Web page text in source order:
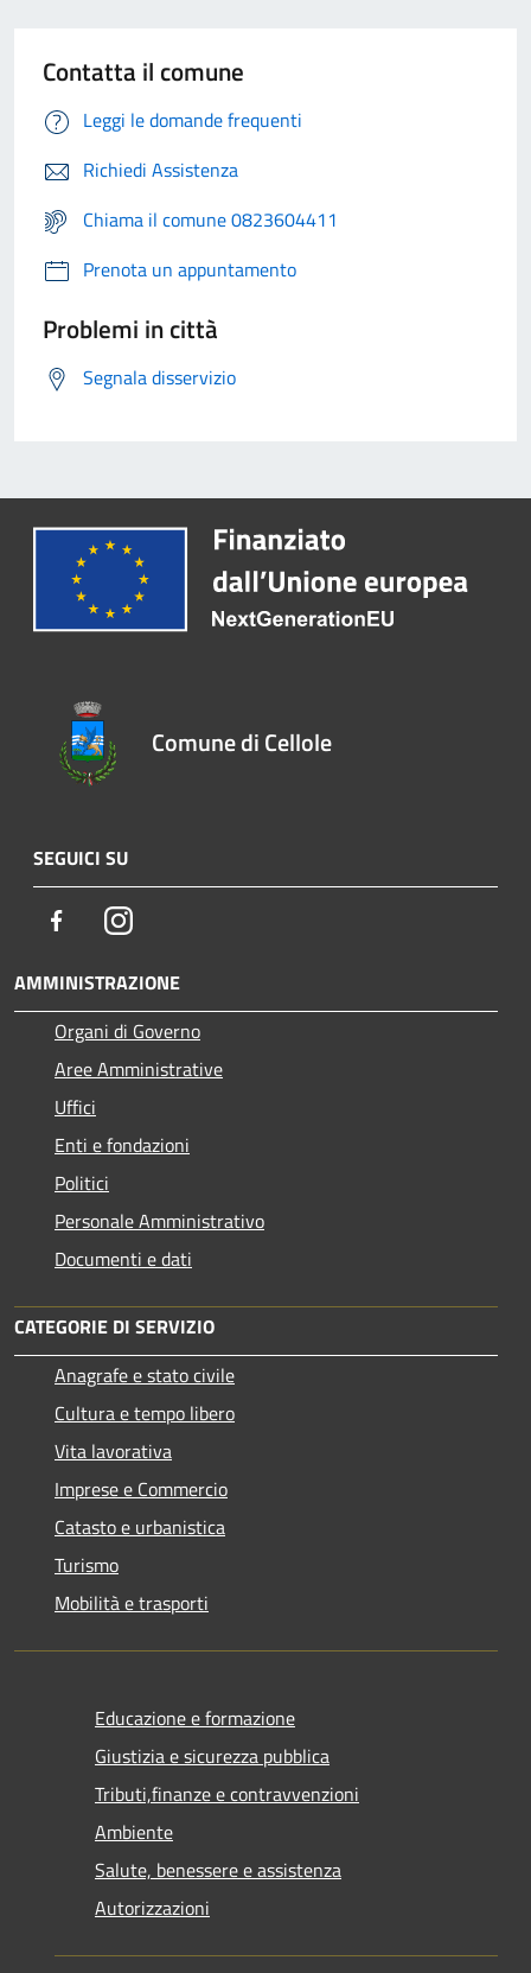
Contatta il comune
Leggi le domande frequenti
Richiedi Assistenza
Chiama il comune 0823604411
Prenota un appuntamento
Problemi in città
Segnala disservizio
Comune di Cellole
SEGUICI SU
FacebookInstagram
AMMINISTRAZIONE
Organi di Governo
Aree Amministrative
Uffici
Enti e fondazioni
Politici
Personale Amministrativo
Documenti e dati
CATEGORIE DI SERVIZIO
Anagrafe e stato civile
Cultura e tempo libero
Vita lavorativa
Imprese e Commercio
Catasto e urbanistica
Turismo
Mobilità e trasporti
Educazione e formazione
Giustizia e sicurezza pubblica
Tributi,finanze e contravvenzioni
Ambiente
Salute, benessere e assistenza
Autorizzazioni